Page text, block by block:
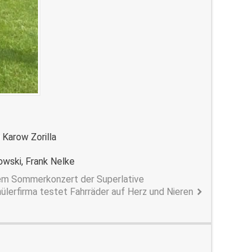
Karow Zorilla
Frank Nelke
Sommerkonzert der Superlative
testet Fahrräder auf Herz und Nieren